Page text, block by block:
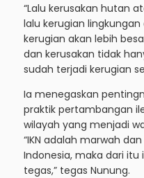
“Lalu kerusakan hutan
lalu kerugian
kerugian akan lebih
dan kerusakan tidak
sudah terjadi kerugian
Ia menegaskan
praktik pertambangan
wilayah yang menjadi
“IKN adalah marwah
Indonesia, maka dari
tegas,” tegas Nunung.